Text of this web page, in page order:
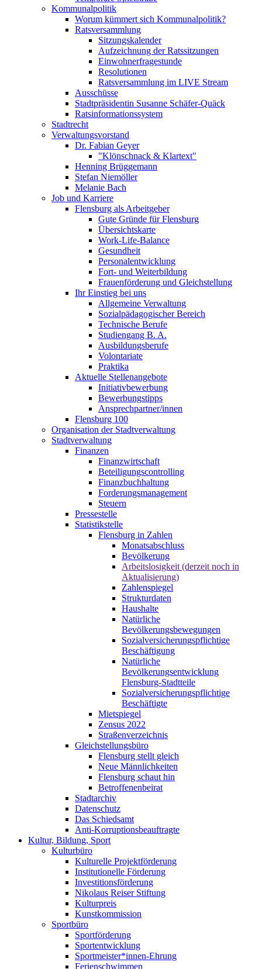
Kommunalpolitik
Worum kümmert sich Kommunalpolitik?
Ratsversammlung
Sitzungskalender
Aufzeichnung der Ratssitzungen
Einwohnerfragestunde
Resolutionen
Ratsversammlung im LIVE Stream
Ausschüsse
Stadtpräsidentin Susanne Schäfer-Quäck
Ratsinformationssystem
Stadtrecht
Verwaltungsvorstand
Dr. Fabian Geyer
"Klönschnack & Klartext"
Henning Brüggemann
Stefan Niemöller
Melanie Bach
Job und Karriere
Flensburg als Arbeitgeber
Gute Gründe für Flensburg
Übersichtskarte
Work-Life-Balance
Gesundheit
Personalentwicklung
Fort- und Weiterbildung
Frauenförderung und Gleichstellung
Ihr Einstieg bei uns
Allgemeine Verwaltung
Sozialpädagogischer Bereich
Technische Berufe
Studiengang B. A.
Ausbildungsberufe
Volontariate
Praktika
Aktuelle Stellenangebote
Initiativbewerbung
Bewerbungstipps
Ansprechpartner/innen
Flensburg 100
Organisation der Stadtverwaltung
Stadtverwaltung
Finanzen
Finanzwirtschaft
Beteiligungscontrolling
Finanzbuchhaltung
Forderungsmanagement
Steuern
Pressestelle
Statistikstelle
Flensburg in Zahlen
Monatsabschluss
Bevölkerung
Arbeitslosigkeit (derzeit noch in
Aktualisierung)
Zahlenspiegel
Strukturdaten
Haushalte
Natürliche
Bevölkerungsbewegungen
Sozialversicherungspflichtige
Beschäftigung
Natürliche
Bevölkerungsentwicklung
Flensburg-Stadtteile
Sozialversicherungspflichtige
Beschäftigte
Mietspiegel
Zensus 2022
Straßenverzeichnis
Gleichstellungsbüro
Flensburg stellt gleich
Neue Männlichkeiten
Flensburg schaut hin
Betroffenenbeirat
Stadtarchiv
Datenschutz
Das Schiedsamt
Anti-Korruptionsbeauftragte
Kultur, Bildung, Sport
Kulturbüro
Kulturelle Projektförderung
Institutionelle Förderung
Investitionsförderung
Nikolaus Reiser Stiftung
Kulturpreis
Kunstkommission
Sportbüro
Sportförderung
Sportentwicklung
Sportmeister*innen-Ehrung
Ferienschwimmen